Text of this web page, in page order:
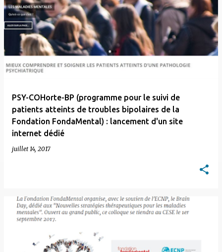
PSY-COHorte-BP (programme pour le suivi de
patients atteints de troubles bipolaires de la
Fondation FondaMental) : lancement d'un site
internet dédié
juillet 14, 2017